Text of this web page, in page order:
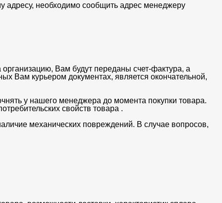
адресу, необходимо сообщить адрес менеджеру
Вам будут переданы счет-фактура, а
Вам курьером документах, является окончательной,
у нашего менеджера до момента покупки товара.
свойств товара .
механических повреждений. В случае вопросов,